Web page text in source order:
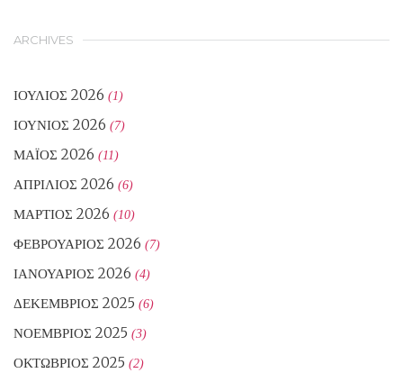
ARCHIVES
ΙΟΎΛΙΟΣ 2026 (1)
ΙΟΎΝΙΟΣ 2026 (7)
ΜΆΙΟΣ 2026 (11)
ΑΠΡΊΛΙΟΣ 2026 (6)
ΜΆΡΤΙΟΣ 2026 (10)
ΦΕΒΡΟΥΆΡΙΟΣ 2026 (7)
ΙΑΝΟΥΆΡΙΟΣ 2026 (4)
ΔΕΚΈΜΒΡΙΟΣ 2025 (6)
ΝΟΈΜΒΡΙΟΣ 2025 (3)
ΟΚΤΏΒΡΙΟΣ 2025 (2)